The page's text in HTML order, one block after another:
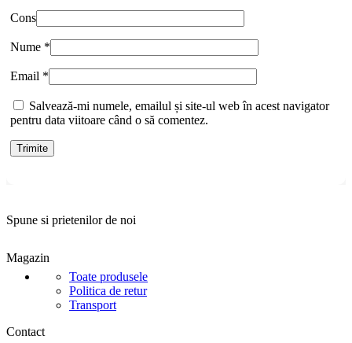
Cons
Nume *
Email *
Salvează-mi numele, emailul și site-ul web în acest navigator
pentru data viitoare când o să comentez.
Spune si prietenilor de noi
Magazin
Toate produsele
Politica de retur
Transport
Contact